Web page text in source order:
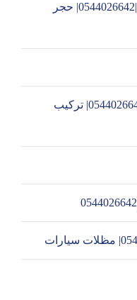
تركيب حجر صناعي في الشارقة |0544026642| حجر
تركيب جبس بورد في الشارقة |0544026642| تركيب